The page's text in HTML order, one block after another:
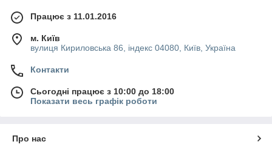
Працює з 11.01.2016
м. Київ
вулиця Кириловська 86, індекс 04080, Київ, Україна
Контакти
Сьогодні працює з 10:00 до 18:00
Показати весь графік роботи
Про нас